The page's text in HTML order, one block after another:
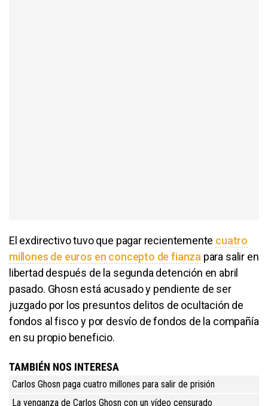
El exdirectivo tuvo que pagar recientemente cuatro
millones de euros en concepto de fianza para salir en
libertad después de la segunda detención en abril
pasado. Ghosn está acusado y pendiente de ser
juzgado por los presuntos delitos de ocultación de
fondos al fisco y por desvío de fondos de la compañía
en su propio beneficio.
TAMBIÉN NOS INTERESA
Carlos Ghosn paga cuatro millones para salir de prisión
La venganza de Carlos Ghosn con un vídeo censurado